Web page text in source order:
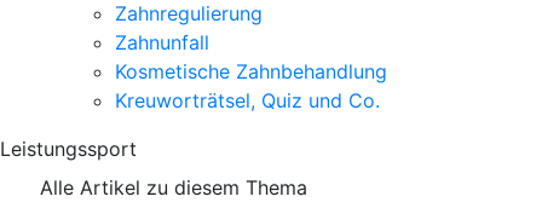
Zahnregulierung
Zahnunfall
Kosmetische Zahnbehandlung
Kreuworträtsel, Quiz und Co.
Leistungssport
Alle Artikel zu diesem Thema